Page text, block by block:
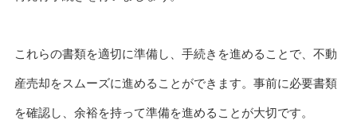
これらの書類を適切に準備し、手続きを進めることで、不動
産売却をスムーズに進めることができます。事前に必要書類
を確認し、余裕を持って準備を進めることが大切です。